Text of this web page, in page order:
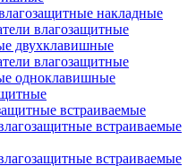
накладные
влагозащитные
двухклавишные
влагозащитные
одноклавишные
встраиваемые
встраиваемые
встраиваемые